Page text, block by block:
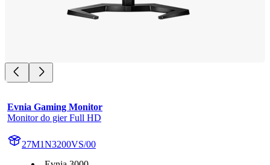
Evnia Gaming Monitor
Monitor do gier Full HD
27M1N3200VS/00